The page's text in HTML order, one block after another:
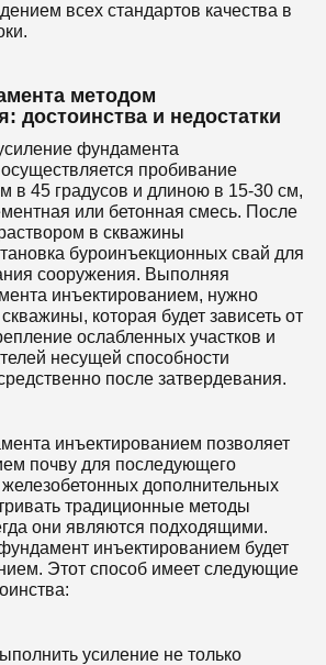
всех стандартов качества в
методом
достоинства и недостатки
фундамента
пробивание
в 45 градусов и длиною в 15-30 см,
или бетонная смесь. После
в скважины
буроинъекционных свай для
сооружения. Выполняя
инъектированием, нужно
которая будет зависеть от
ослабленных участков и
несущей способности
после затвердевания.
инъектированием позволяет
почву для последующего
дополнительных
традиционные методы
они являются подходящими.
инъектированием будет
Этот способ имеет следующие
усиление не только